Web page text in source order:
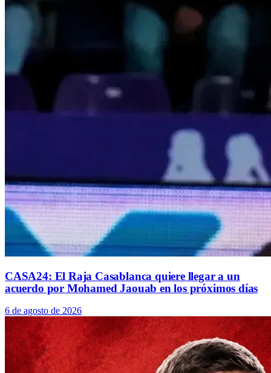
CASA24: El Raja Casablanca quiere llegar a un
acuerdo por Mohamed Jaouab en los próximos días
6 de agosto de 2026